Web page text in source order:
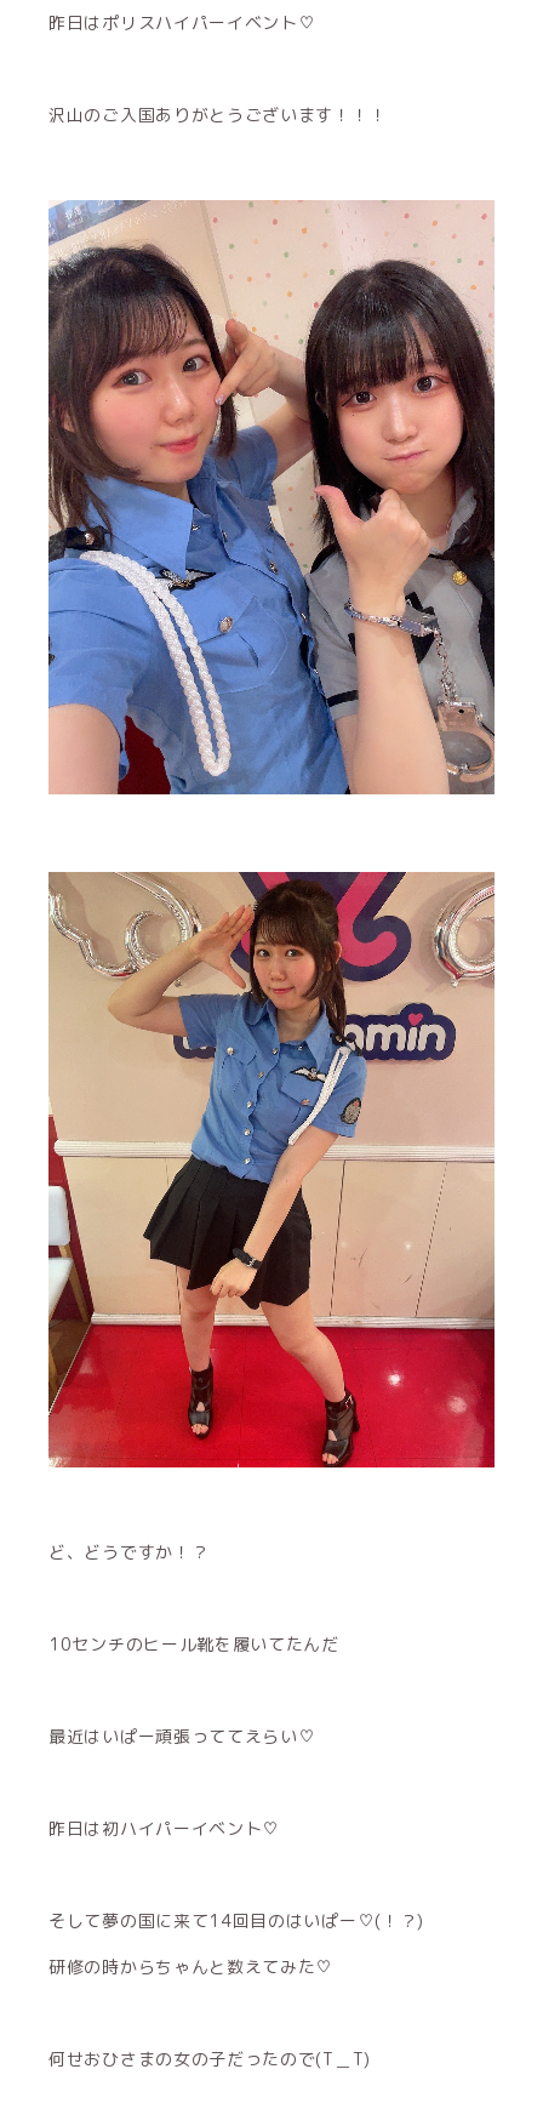
昨日はポリスハイパーイベント♡
沢山のご入国ありがとうございます！！！
ど、どうですか！？
10センチのヒール靴を履いてたんだ
最近はいぱー頑張っててえらい♡
昨日は初ハイパーイベント♡
そして夢の国に来て14回目のはいぱー♡(！？)
研修の時からちゃんと数えてみた♡
何せおひさまの女の子だったので(T＿T)